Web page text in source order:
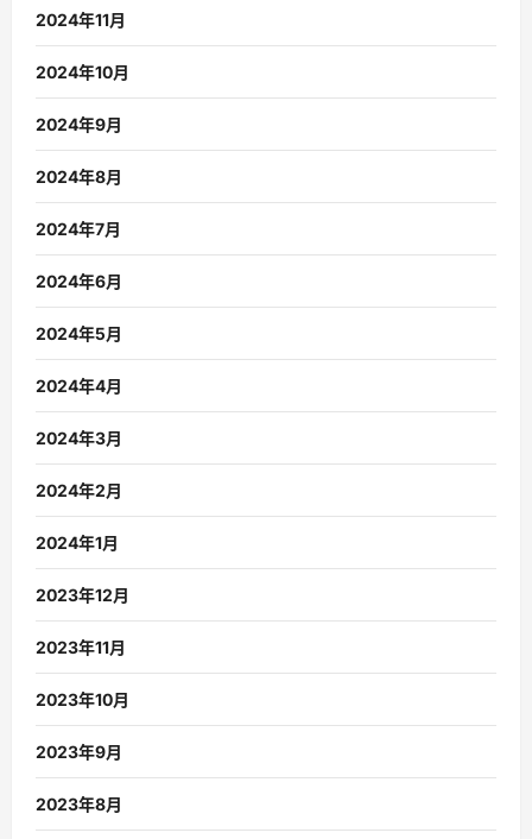
2024年11月
2024年10月
2024年9月
2024年8月
2024年7月
2024年6月
2024年5月
2024年4月
2024年3月
2024年2月
2024年1月
2023年12月
2023年11月
2023年10月
2023年9月
2023年8月